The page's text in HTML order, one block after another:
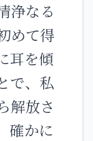
浄なる
めて得
耳を傾
で、私
解放さ
確かに